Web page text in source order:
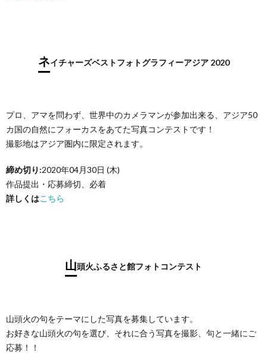
ネイチャーズベストフォトグラフィーアジア 2020
プロ、アマを問わず、世界中のカメラマンが参加出来る、アジア50
カ国の自然にフォーカスをあてた写真コンテストです！
撮影地はアジア圏内に限定されます。
締め切り:2020年04月30日 (木)
作品提出・応募締切、必着
詳しくはこちら
山頭火ふるさと館フォトコンテスト
山頭火の句をテーマにした写真を募集しています。
お好きな山頭火の句を選び、それに合う写真を撮影、句と一緒にご
応募！！